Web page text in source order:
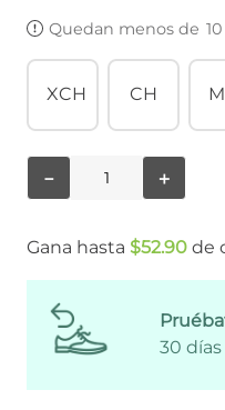
Quedan menos de 10
XCH CH
＋
－
Gana hasta $52.90 de
30